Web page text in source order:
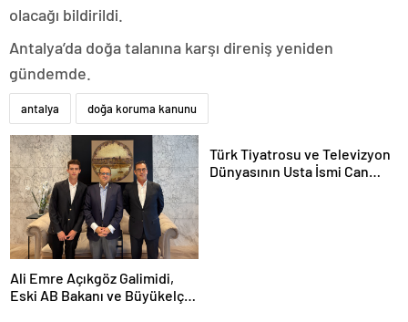
olacağı bildirildi.
Antalya’da doğa talanına karşı direniş yeniden
gündemde.
antalya doğa koruma kanunu
Ali Emre Açıkgöz Galimidi,
Eski AB Bakanı ve Büyükelçi
Türk Tiyatrosu ve Televizyon
Dünyasının Usta İsmi Can